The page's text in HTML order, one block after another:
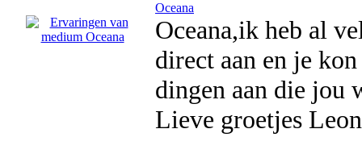
Oceana
Oceana,ik heb al
direct aan en je
dingen aan die jou
Lieve groetjes